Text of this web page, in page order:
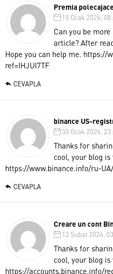
Premia
15 Ocak 2026,
Can you be
article? After
Hope you can help me. https://
ref=IHJUI7TF
CEVAPLA
binance US-
30 Ocak 2026,
Thanks for
cool, your blog is
https://www.binance.info/ru-
CEVAPLA
Creare un cont
12 Şubat 2026,
Thanks for
cool, your blog is
https://accounts.binance.info/